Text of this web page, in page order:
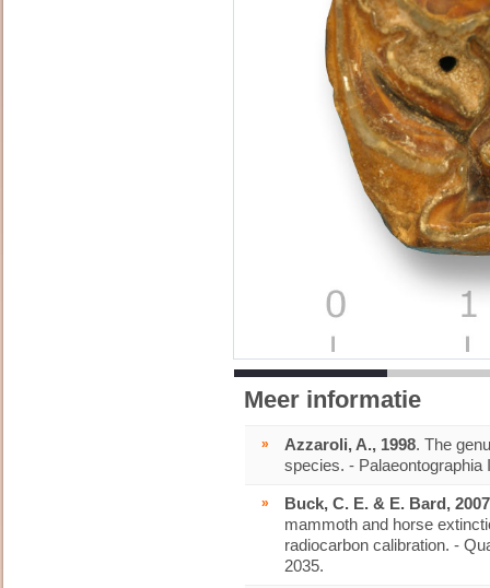
Meer informatie
» Azzaroli, A., 1998. The
species. - Palaeontographia
»
Buck, C. E. & E. Bard, 2007
mammoth and horse
radiocarbon calibration. -
2035.